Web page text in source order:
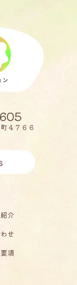
４７６６
介
せ
項